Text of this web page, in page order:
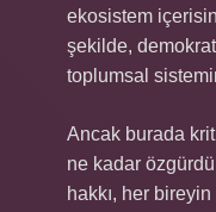
ekosistem
şekilde,
toplumsal
Ancak burada
ne kadar
hakkı, her